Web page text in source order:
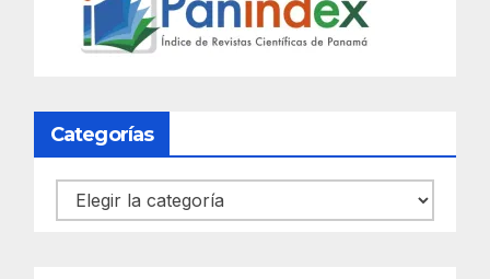
Categorías
Categorías